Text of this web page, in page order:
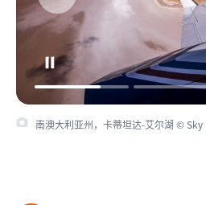
南澳大利亚州，卡蒂坦达-艾尔湖 © Sky